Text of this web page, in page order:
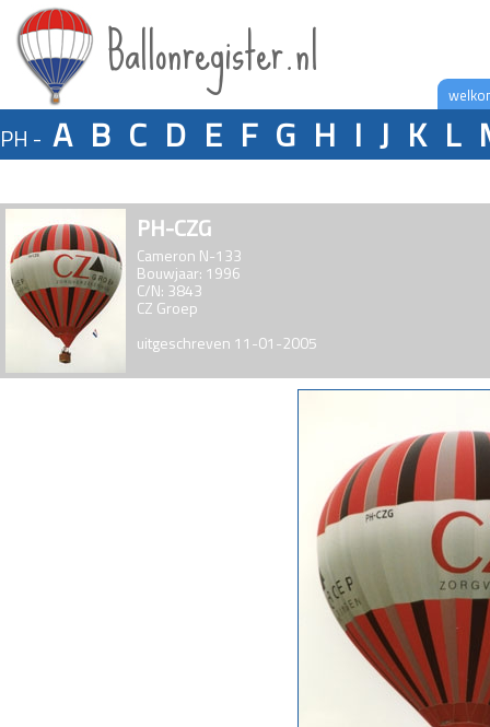
Ballonregister.nl
PH - A B C D E F G H I J K L
PH-CZG
Cameron N-133
Bouwjaar: 1996
C/N: 3843
CZ Groep
uitgeschreven 11-01-2005